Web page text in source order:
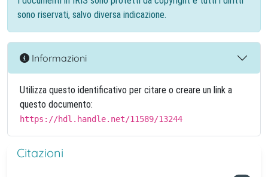
sono riservati, salvo diversa indicazione.
Informazioni
Utilizza questo identificativo per citare o creare un link a
questo documento:
https://hdl.handle.net/11589/13244
Citazioni